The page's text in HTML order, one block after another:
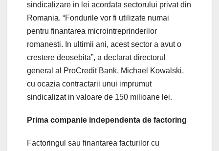
sindicalizare in lei acordata sectorului privat din
Romania. “Fondurile vor fi utilizate numai
pentru finantarea microintreprinderilor
romanesti. In ultimii ani, acest sector a avut o
crestere deosebita”, a declarat directorul
general al ProCredit Bank, Michael Kowalski,
cu ocazia contractarii unui imprumut
sindicalizat in valoare de 150 milioane lei.
Prima companie independenta de factoring
Factoringul sau finantarea facturilor cu